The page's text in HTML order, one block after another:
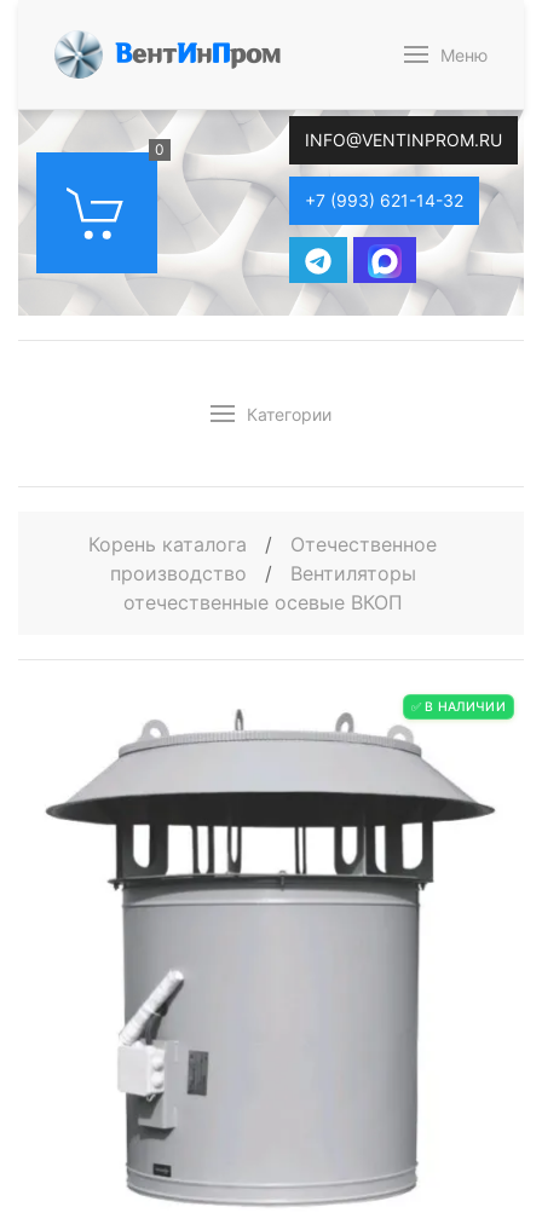
ВентИнПром Меню
0 INFO@VENTINPROM.RU
+7 (993) 621-14-32
Категории
Корень каталога /
Отечественное
производство
/
Вентиляторы
отечественные осевые ВКОП
✅ В НАЛИЧИИ